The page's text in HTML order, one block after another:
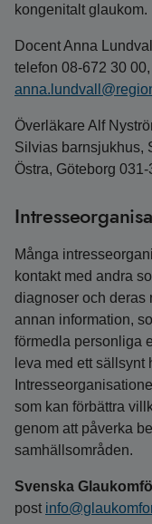
kongenitalt glaukom.
Docent Anna
telefon 08-672 30
Överläkare Alf
Silvias barnsjukhus,
Östra, Göteborg
Många
kontakt med andra
diagnoser och deras
annan information,
förmedla personliga
leva med ett sällsynt
som kan förbättra
genom att påverka
samhällsområden.
Svenska
post